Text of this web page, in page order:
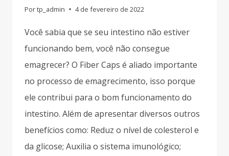
Portp_admin 4 de fevereiro de 2022
Você sabia que se seu intestino não estiver
funcionando bem, você não consegue
emagrecer? O Fiber Caps é aliado importante
no processo de emagrecimento, isso porque
ele contribui para o bom funcionamento do
intestino. Além de apresentar diversos outros
benefícios como: Reduz o nível de colesterol e
da glicose; Auxilia o sistema imunológico;